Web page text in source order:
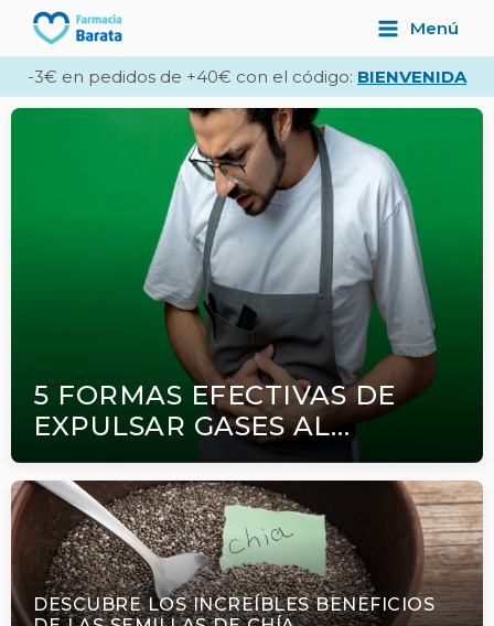
contenido
Main
Menu
Menú
-3€ en pedidos de +40€ con el código: BIENVENIDA
5 FORMAS EFECTIVAS DE
EXPULSAR GASES AL
INSTANTE
DESCUBRE LOS INCREÍBLES BENEFICIOS